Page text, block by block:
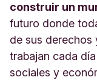
construir un
futuro donde
de sus derechos
trabajan cada
sociales y